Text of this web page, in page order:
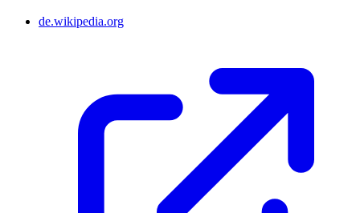
de.wikipedia.org